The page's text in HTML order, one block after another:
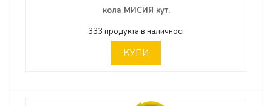
кола МИСИЯ кут.
333 продукта в наличност
КУПИ